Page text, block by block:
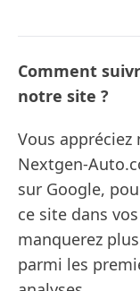
Comment
notre site ?
Vous appréciez
Nextgen-
sur Google,
ce site dans
manquerez
parmi les